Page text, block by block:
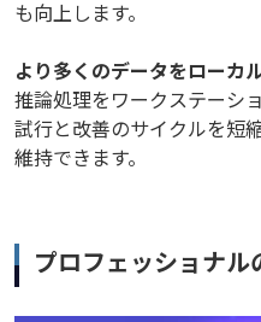
も向上します。
より多くのデータをローカ
推論処理をワークステーシ
試行と改善のサイクルを短
維持できます。
プロフェッショナル